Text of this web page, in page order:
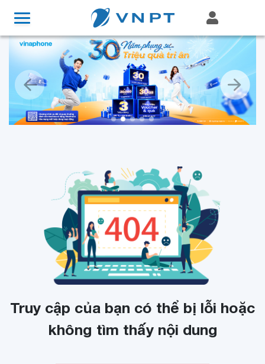
Truy cập của bạn có thể bị lỗi hoặc
không tìm thấy nội dung